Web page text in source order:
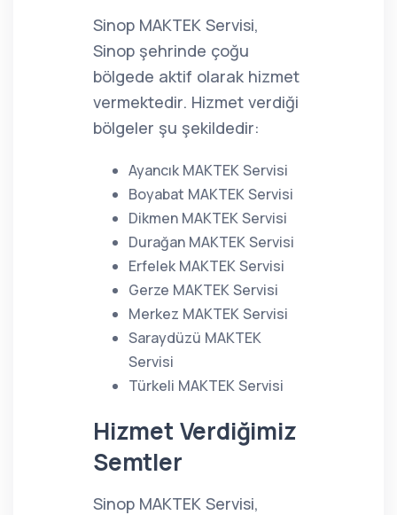
Sinop MAKTEK Servisi,
Sinop şehrinde çoğu
bölgede aktif olarak hizmet
vermektedir. Hizmet verdiği
bölgeler şu şekildedir:
Ayancık MAKTEK Servisi
Boyabat MAKTEK Servisi
Dikmen MAKTEK Servisi
Durağan MAKTEK Servisi
Erfelek MAKTEK Servisi
Gerze MAKTEK Servisi
Merkez MAKTEK Servisi
Saraydüzü MAKTEK
Servisi
Türkeli MAKTEK Servisi
Hizmet Verdiğimiz
Semtler
Sinop MAKTEK Servisi,